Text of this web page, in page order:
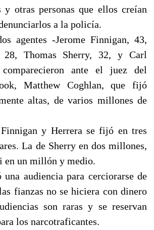
y otras personas que ellos creían
a la policía.
agentes -Jerome Finnigan, 43,
28, Thomas Sherry, 32, y Carl
ante el juez del
Matthew Coghlan, que fijó
altas, de varios millones de
y Herrera se fijó en tres
La de Sherry en dos millones,
en un millón y medio.
una audiencia para cerciorarse de
fianzas no se hiciera con dinero
son raras y se reservan
los narcotraficantes.